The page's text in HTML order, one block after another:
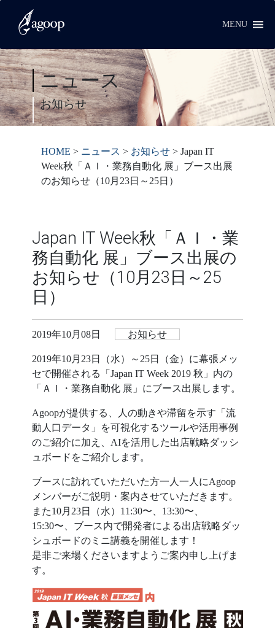
MENU
ニュース
お知らせ
HOME > ニュース > お知らせ >Japan IT
Week秋「ＡＩ・業務自動化 展」ブース出展
のお知らせ（10月23日～25日）
Japan IT Week秋「ＡＩ・業
務自動化 展」ブース出展の
お知らせ（10月23日～25
日）
2019年10月08日 お知らせ
2019年10月23日（水）～25日（金）に幕張メッ
セで開催される「Japan IT Week 2019 秋」内の
「ＡＩ・業務自動化 展」にブース出展します。
Agoopが提供する、人の動きや滞留を示す「流
動人口データ」を可視化するツールや活用事例
のご紹介に加え、AIを活用した出店戦略ダッシ
ュボードをご紹介します。
ブースに訪れていただいた方一人一人にAgoop
メンバーがご説明・案内させていただきます。
また10月23日（水）11:30〜、13:30〜、
15:30〜、ブース内で開発者による出店戦略ダッ
シュボードのミニ講義を開催します！
是非ご来場くださいますようご案内申し上げま
す。